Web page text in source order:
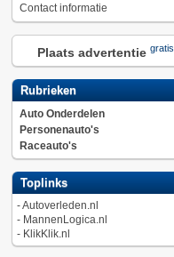
Contact informatie
Plaats advertentie gratis
Rubrieken
Auto Onderdelen
Personenauto's
Raceauto's
Toplinks
-Autoverleden.nl
- MannenLogica.nl
- KlikKlik.nl